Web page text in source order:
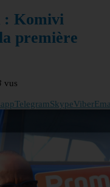
: Komivi
première
vus
TelegramSkypeViber